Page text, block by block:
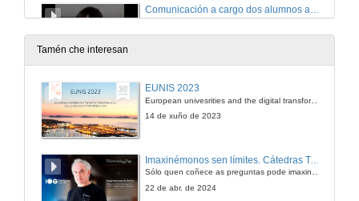
Segunda intervención
14 de dec. de 2007
Tamén che interesan
EUNIS 2023
European univesrities and the digital transformation: challenges and opportunities ahead
14 de xuño de 2023
Imaxinémonos sen límites. Cátedras Telefónica
Sólo quen coñece as preguntas pode imaxinar novas respostas
22 de abr. de 2024